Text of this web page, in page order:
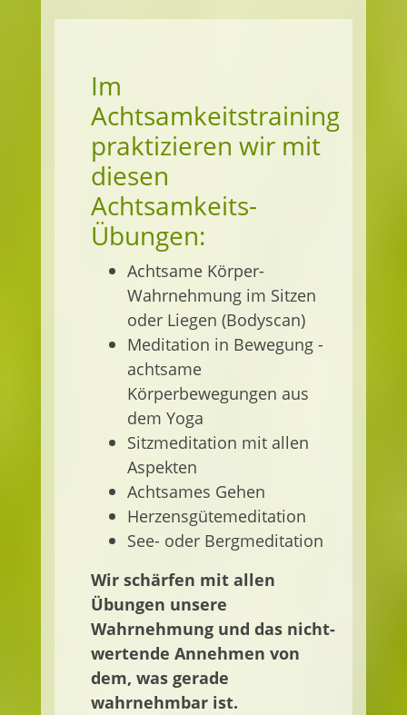
Im
Achtsamkeitstraining
praktizieren wir mit
diesen
Achtsamkeits-
Übungen:
Achtsame Körper-
Wahrnehmung im Sitzen
oder Liegen (Bodyscan)
Meditation in Bewegung -
achtsame
Körperbewegungen aus
dem Yoga
Sitzmeditation mit allen
Aspekten
Achtsames Gehen
Herzensgütemeditation
See- oder Bergmeditation
Wir schärfen mit allen
Übungen unsere
Wahrnehmung und das nicht-
wertende Annehmen von
dem, was gerade
wahrnehmbar ist.